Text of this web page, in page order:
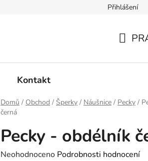
Podmínky ochrany osobních údajů
Přihlášení
Kontakt
Domů / Obchod / Šperky / Náušnice / Pecky /
černá
Pecky - obdélník
Průměrné
Neohodnoceno Podrobnosti hodnocení